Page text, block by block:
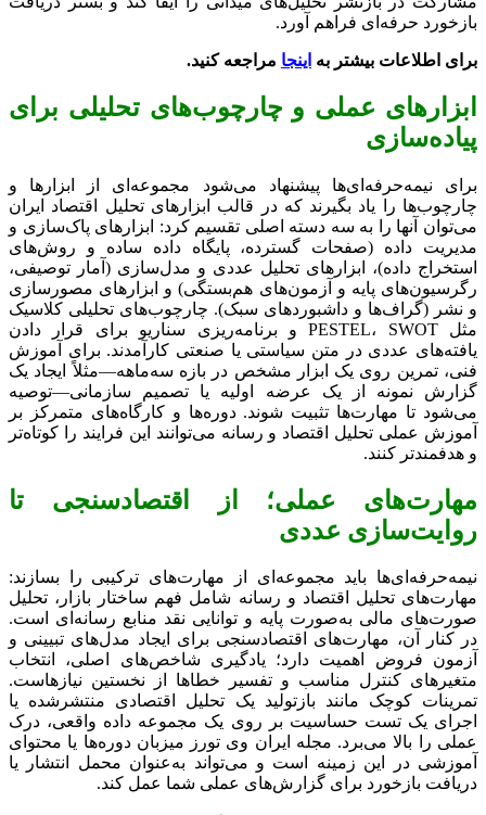
بازخورد حرفه‌ای فراهم آورد.
برای اطلاعات بیشتر به اینجا مراجعه کنید.
ابزارهای عملی و چارچوب‌های تحلیلی برای
پیاده‌سازی
برای نیمه‌حرفه‌ای‌ها پیشنهاد می‌شود مجموعه‌ای از ابزارها و
چارچوب‌ها را یاد بگیرند که در قالب ابزارهای تحلیل اقتصاد ایران
می‌توان آنها را به سه دسته اصلی تقسیم کرد: ابزارهای پاک‌سازی و
مدیریت داده (صفحات گسترده، پایگاه داده ساده و روش‌های
استخراج داده)، ابزارهای تحلیل عددی و مدل‌سازی (آمار توصیفی،
رگرسیون‌های پایه و آزمون‌های هم‌بستگی) و ابزارهای مصورسازی
و نشر (گراف‌ها و داشبوردهای سبک). چارچوب‌های تحلیلی کلاسیک
مثل PESTEL، SWOT و برنامه‌ریزی سناریو برای قرار دادن
یافته‌های عددی در متن سیاستی یا صنعتی کارآمدند. برای آموزش
فنی، تمرین روی یک ابزار مشخص در بازه سه‌ماهه—مثلاً ایجاد یک
گزارش نمونه از یک عرضه اولیه یا تصمیم سازمانی—توصیه
می‌شود تا مهارت‌ها تثبیت شوند. دوره‌ها و کارگاه‌های متمرکز بر
آموزش عملی تحلیل اقتصاد و رسانه می‌توانند این فرایند را کوتاه‌تر
و هدفمندتر کنند.
مهارت‌های عملی؛ از اقتصادسنجی تا
روایت‌سازی عددی
نیمه‌حرفه‌ای‌ها باید مجموعه‌ای از مهارت‌های ترکیبی را بسازند:
مهارت‌های تحلیل اقتصاد و رسانه شامل فهم ساختار بازار، تحلیل
صورت‌های مالی به‌صورت پایه و توانایی نقد منابع رسانه‌ای است.
در کنار آن، مهارت‌های اقتصادسنجی برای ایجاد مدل‌های تبیینی و
آزمون فروض اهمیت دارد؛ یادگیری شاخص‌های اصلی، انتخاب
متغیرهای کنترل مناسب و تفسیر خطاها از نخستین نیازهاست.
تمرینات کوچک مانند بازتولید یک تحلیل اقتصادی منتشرشده یا
اجرای یک تست حساسیت بر روی یک مجموعه داده واقعی، درک
عملی را بالا می‌برد. مجله ایران وی تورز میزبان دوره‌ها یا محتوای
آموزشی در این زمینه است و می‌تواند به‌عنوان محمل انتشار یا
دریافت بازخورد برای گزارش‌های عملی شما عمل کند.